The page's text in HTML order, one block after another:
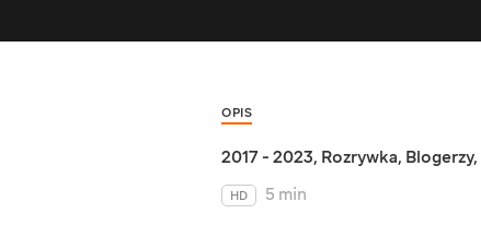
OPIS
2017 - 2023, Rozrywka, Blogerzy,
HD
5 min